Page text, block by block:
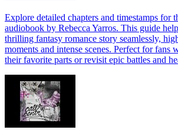
Explore detailed chapters and timestamps for
audiobook by Rebecca Yarros. This guide
thrilling fantasy romance story seamlessly,
moments and intense scenes. Perfect for fans
their favorite parts or revisit epic battles and